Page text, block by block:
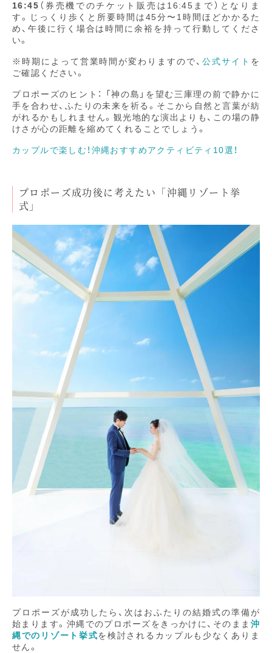
16:45 （券売機でのチケット販売は16:45まで）となりま
す。じっくり歩くと所要時間は45分〜1時間ほどかかるた
め、午後に行く場合は時間に余裕を持って行動してくださ
い。
※時期によって営業時間が変わりますので、 公式サイト を
ご確認ください。
プロポーズのヒント： 「神の島」を望む三庫理の前で静かに
手を合わせ、ふたりの未来を祈る。そこから自然と言葉が紡
がれるかもしれません。観光地的な演出よりも、この場の静
けさが心の距離を縮めてくれることでしょう。
カップルで楽しむ！沖縄おすすめアクティビティ10選！
プロポーズ成功後に考えたい「沖縄リゾート挙
式」
プロポーズが成功したら、次はおふたりの結婚式の準備が
始まります。沖縄でのプロポーズをきっかけに、そのまま 沖
縄でのリゾート挙式を検討されるカップルも少なくありま
せん。